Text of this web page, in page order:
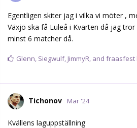
Egentligen skiter jag i vilka vi möter ,
Växjö ska få Luleå i Kvarten då jag
minst 6 matcher då.
Glenn, Siegwulf, JimmyR, and fraasfest
Tichonov Mar '24
Kvällens laguppställning